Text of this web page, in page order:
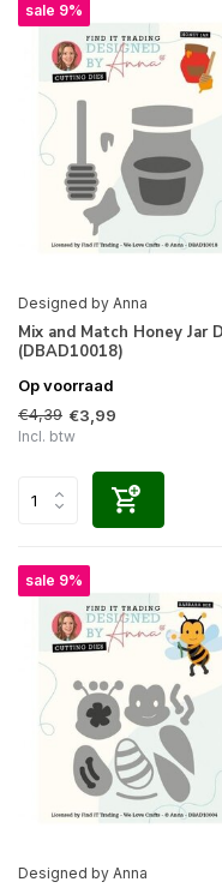
sale 9%
Designed by Anna
Mix and Match Honey Jar
(DBAD10018)
Op voorraad
€4,39 €3,99
Incl. btw
sale 9%
Designed by Anna